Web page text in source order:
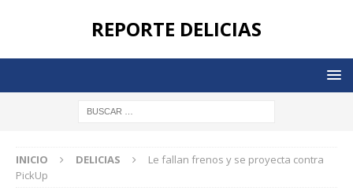
REPORTE DELICIAS
INICIO DELICIAS
Le fallan frenos y se proyecta contra
PickUp